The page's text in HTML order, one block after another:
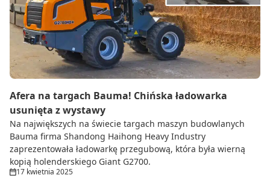
Afera na targach Bauma! Chińska ładowarka
usunięta z wystawy
Na największych na świecie targach maszyn budowlanych
Bauma firma Shandong Haihong Heavy Industry
zaprezentowała ładowarkę przegubową, która była wierną
kopią holenderskiego Giant G2700.
17 kwietnia 2025